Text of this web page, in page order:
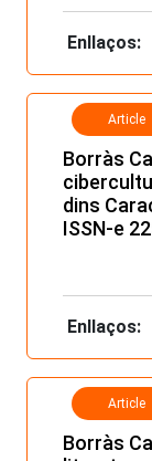
Enllaços:
Article
Borràs
dins
ISSN-e
Enllaços:
Article
Borràs